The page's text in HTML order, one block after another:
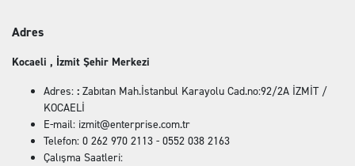
Adres
Kocaeli , İzmit Şehir Merkezi
Adres: : Zabıtan Mah.İstanbul Karayolu Cad.no:92/2A İZMİT /
KOCAELİ
E-mail: izmit@enterprise.com.tr
Telefon: 0 262 970 2113 - 0552 038 2163
Çalışma Saatleri: